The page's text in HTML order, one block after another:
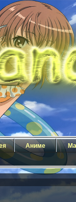
Аниме